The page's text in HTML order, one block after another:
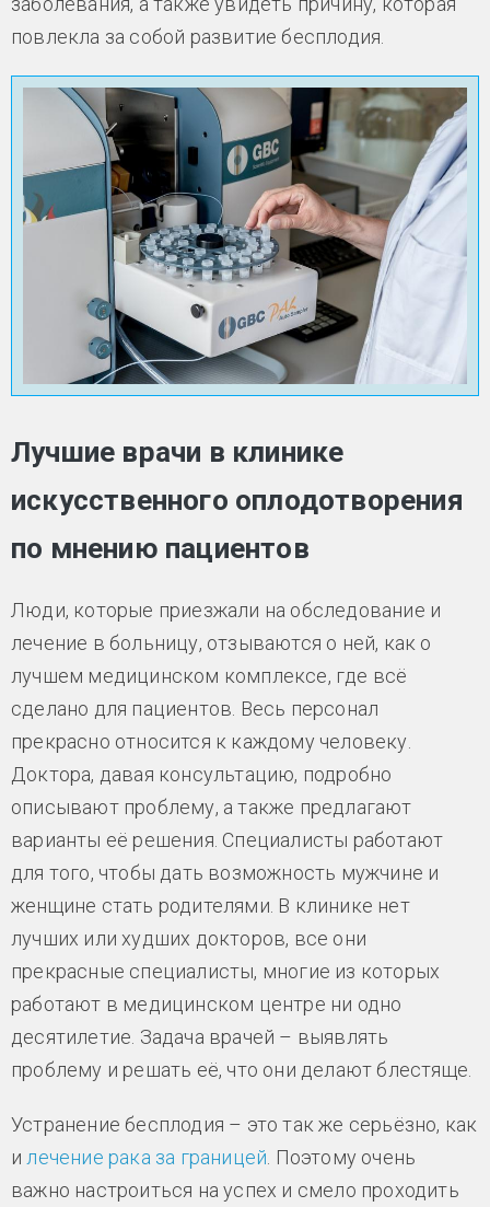
повлекла за собой развитие бесплодия.
Лучшие врачи в клинике
искусственного оплодотворения
по мнению пациентов
Люди, которые приезжали на обследование и
лечение в больницу, отзываются о ней, как о
лучшем медицинском комплексе, где всё
сделано для пациентов. Весь персонал
прекрасно относится к каждому человеку.
Доктора, давая консультацию, подробно
описывают проблему, а также предлагают
варианты её решения. Специалисты работают
для того, чтобы дать возможность мужчине и
женщине стать родителями. В клинике нет
лучших или худших докторов, все они
прекрасные специалисты, многие из которых
работают в медицинском центре ни одно
десятилетие. Задача врачей – выявлять
проблему и решать её, что они делают блестяще.
Устранение бесплодия – это так же серьёзно, как
и лечение рака за границей . Поэтому очень
важно настроиться на успех и смело проходить